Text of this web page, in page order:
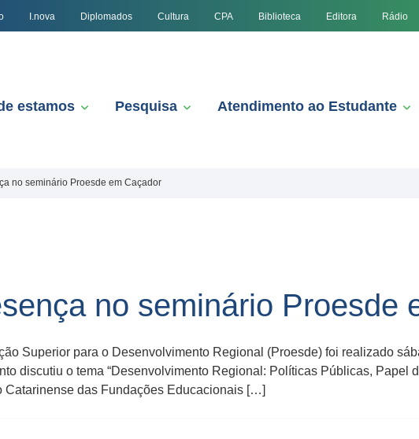
I.nova Diplomados Cultura CPA Biblioteca Editora Rádio
estamos Pesquisa Atendimento ao Estudante
no seminário Proesde em Caçador
no seminário Proesde
Superior para o Desenvolvimento Regional (Proesde) foi realizado
discutiu o tema “Desenvolvimento Regional: Políticas Públicas, Papel
Catarinense das Fundações Educacionais […]